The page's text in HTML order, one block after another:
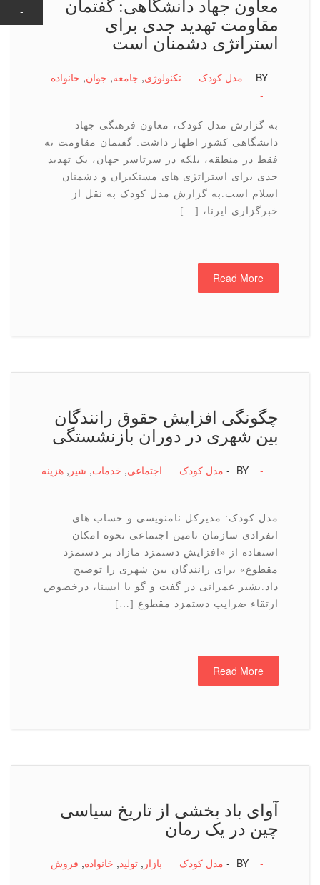
-
معاون جهاد دانشگاهی: گفتمان
مقاومت تهدید جدی برای
استراتژی دشمنان است
BY - مدل کودک تكنولوژی, جامعه, جوان, خانواده
-
به گزارش مدل کودک، معاون فرهنگی جهاد
دانشگاهی کشور اظهار داشت: گفتمان مقاومت نه
فقط در منطقه، بلکه در سرتاسر جهان، یک تهدید
جدی برای استراتژی های مستکبران و دشمنان
اسلام است.به گزارش مدل کودک به نقل از
خبرگزاری ایرنا، […]
Read More
-
چگونگی افزایش حقوق رانندگان
بین شهری در دوران بازنشستگی
BY - مدل کودک اجتماعی, خدمات, شیر , هزینه -
مدل کودک: مدیرکل نامنویسی و حساب های
انفرادی سازمان تامین اجتماعی نحوه امکان
استفاده از «افزایش دستمزد مازاد بر دستمزد
مقطوع» برای رانندگان بین شهری را توضیح
داد.بشیر عمرانی در گفت و گو با ایسنا، درخصوص
ارتقاء ضرایب دستمزد مقطوع […]
Read More
-
آوای باد بخشی از تاریخ سیاسی
چین در یک رمان
BY - مدل کودک بازار , تولید, خانواده, فروش -
-------